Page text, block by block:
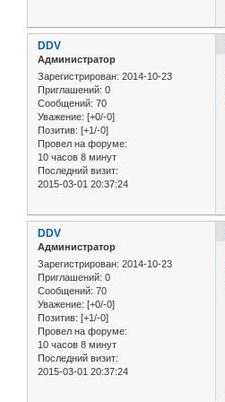
DDV
Администратор
Зарегистрирован: 2014-10-23
Приглашений: 0
Сообщений: 70
Уважение: [+0/-0]
Позитив: [+1/-0]
Провел на форуме:
10 часов 8 минут
Последний визит:
2015-03-01 20:37:24
DDV
Администратор
Зарегистрирован: 2014-10-23
Приглашений: 0
Сообщений: 70
Уважение: [+0/-0]
Позитив: [+1/-0]
Провел на форуме:
10 часов 8 минут
Последний визит:
2015-03-01 20:37:24